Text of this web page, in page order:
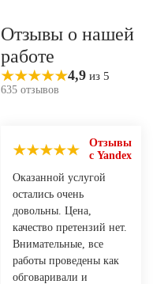
Отзывы о нашей
работе
4,9 из 5
635 отзывов
Отзывы
с Yandex
Оказанной услугой
остались очень
довольны. Цена,
качество претензий нет.
Внимательные, все
работы проведены как
обговаривали и